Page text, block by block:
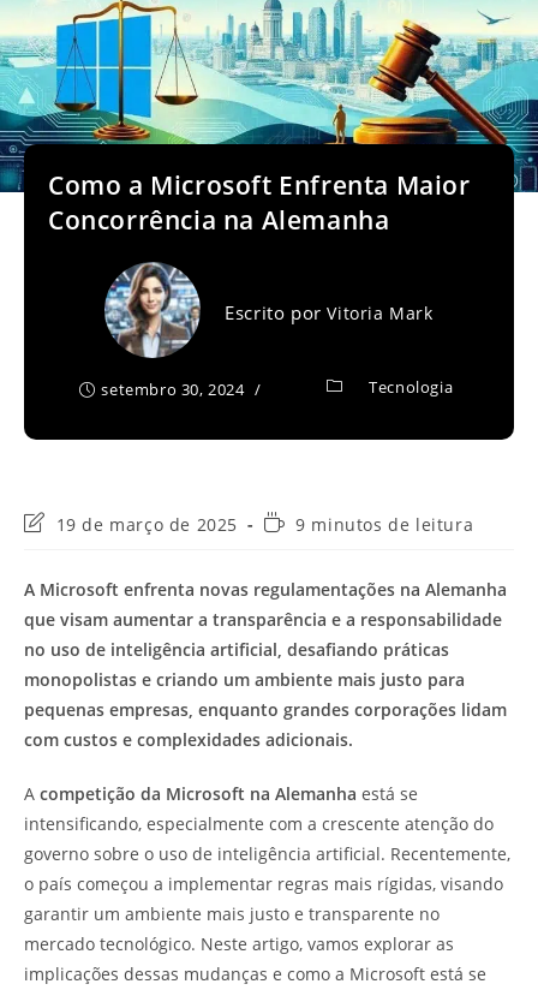
Como a Microsoft Enfrenta Maior
Concorrência na Alemanha
Escrito porVitoria Mark
setembro 30, 2024 Tecnologia
Última
post:
19 de março de 2025
Tempo9 minutos de leitura
A Microsoft enfrenta novas regulamentações na Alemanha
que visam aumentar a transparência e a responsabilidade
no uso de inteligência artificial, desafiando práticas
monopolistas e criando um ambiente mais justo para
pequenas empresas, enquanto grandes corporações lidam
com custos e complexidades adicionais.
A competição da Microsoft na Alemanha está se
intensificando, especialmente com a crescente atenção do
governo sobre o uso de inteligência artificial. Recentemente,
o país começou a implementar regras mais rígidas, visando
garantir um ambiente mais justo e transparente no
mercado tecnológico. Neste artigo, vamos explorar as
implicações dessas mudanças e como a Microsoft está se